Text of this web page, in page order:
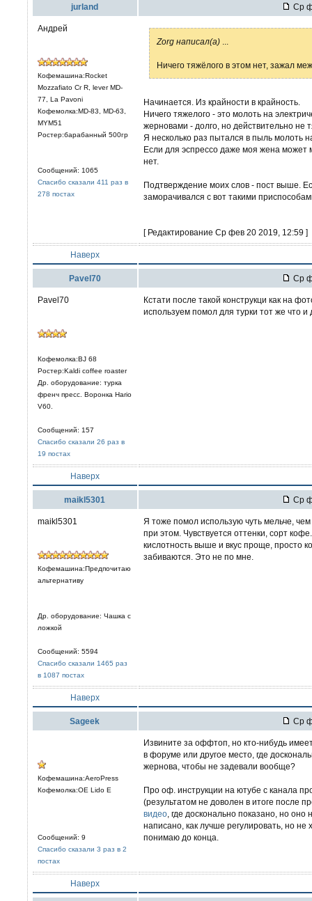
jurland Ср
Андрей
Кофемашина:Rocket
Mozzafiato Cr R, lever MD-
77, La Pavoni
Кофемолка:MD-83, MD-63,
MYM51
Ростер:барабанный 500гр
Сообщений: 1065
Спасибо сказали 411 раз в
278 постах
Zorg написал(а)
Ничего тяжёлого в этом нет, зажал
Начинается. Из крайности в крайность.
Ничего тяжелого - это молоть на
жерновами - долго, но действительно не
Я несколько раз пытался в пыль молоть
Если для эспрессо даже моя жена может
нет.
Подтверждение моих слов - пост выше.
заморачивался с вот такими
[ Редактирование Ср фев 20 2019, 12:59 ]
Наверх
Pavel70 Ср
Pavel70
Кофемолка:BJ 68
Ростер:Kaldi coffee roaster
Др. оборудование: турка
френч пресс. Воронка Hario
V60.
Сообщений: 157
Спасибо сказали 26 раз в
19 постах
Кстати после такой конструкци как на
используем помол для турки тот же что
Наверх
maikl5301 Ср
maikl5301
Кофемашина:Предпочитаю
альтернативу
Др. оборудование: Чашка с
ложкой
Сообщений: 5594
Спасибо сказали 1465 раз
в 1087 постах
Я тоже помол использую чуть мельче,
при этом. Чувствуется оттенки, сорт
кислотность выше и вкус проще, просто
забиваются. Это не по мне.
Наверх
Sageek Ср
Кофемашина:AeroPress
Кофемолка:OE Lido E
Сообщений: 9
Спасибо сказали 3 раз в 2
постах
Извините за оффтоп, но кто-нибудь
в форуме или другое место, где
жернова, чтобы не задевали вообще?
Про оф. инструкции на ютубе с канала
(результатом не доволен в итоге после
видео , где досконально показано, но
написано, как лучше регулировать, но не
понимаю до конца.
Наверх